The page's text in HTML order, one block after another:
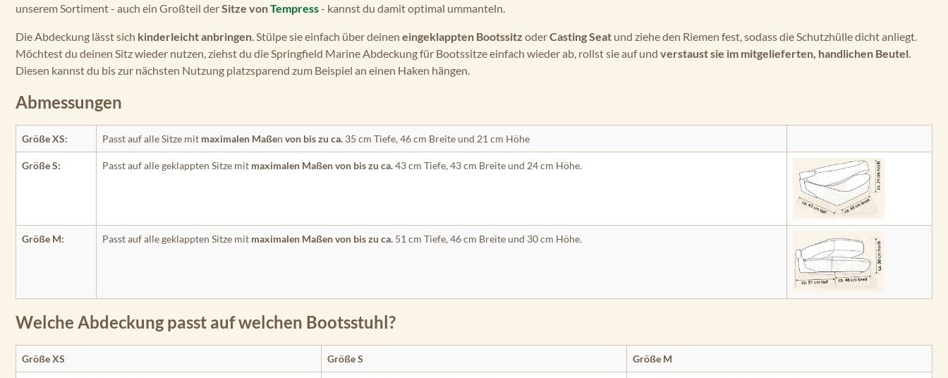
unserem Sortiment - auch ein Großteil derSitze vonTempress- kannst du damit optimal ummanteln.
Die Abdeckung lässt sich kinderleicht anbringen. Stülpe sie einfach über deinen eingeklappten Bootssitz oderCasting Seat und ziehe den Riemen fest, sodass die Schutzhülle dicht anliegt.
Möchtest du deinen Sitz wieder nutzen, ziehst du die Springfield Marine Abdeckung für Bootssitze einfach wieder ab, rollst sie auf und verstaust sie im mitgelieferten, handlichen Beutel.
Diesen kannst du bis zur nächsten Nutzung platzsparend zum Beispiel an einen Haken hängen.
Abmessungen
Größe XS: Passt auf alle Sitze mit maximalen Maßen von bis zu ca. 35 cm Tiefe, 46 cm Breite und 21 cm Höhe
Größe S: Passt auf alle geklappten Sitze mit maximalen Maßen von bis zu ca.43 cm Tiefe, 43 cm Breite und 24 cm Höhe.
Größe M: Passt auf alle geklappten Sitze mit maximalen Maßen von bis zu ca. 51 cm Tiefe, 46 cm Breite und 30 cm Höhe.
Welche Abdeckung passt auf welchen Bootsstuhl?
Größe XS Größe S Größe M